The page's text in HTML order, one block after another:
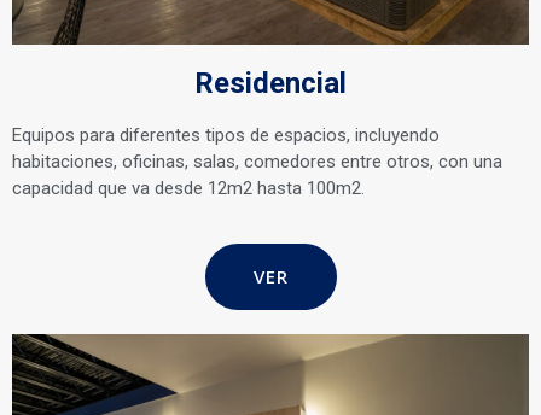
Residencial
Equipos para diferentes tipos de espacios, incluyendo
habitaciones, oficinas, salas, comedores entre otros, con una
capacidad que va desde 12m2 hasta 100m2.
VER